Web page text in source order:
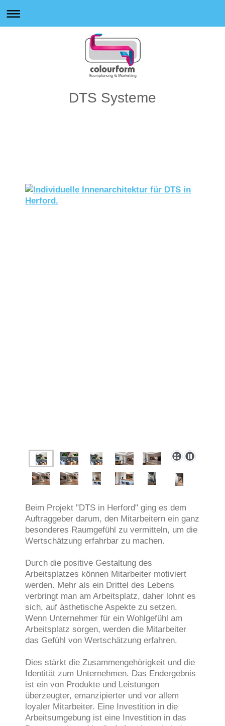
DTS Systeme
Beim Projekt "DTS in Herford" ging es dem
Auftraggeber darum, den Mitarbeitern ein ganz
besonderes Raumgefühl zu vermitteln, um die
Wertschätzung erfahrbar zu machen.
Durch die positive Gestaltung des
Arbeitsplatzes können Mitarbeiter motiviert
werden. Mehr als ein Drittel des Lebens
verbringt man am Arbeitsplatz, daher lohnt es
sich, auf ästhetische Aspekte zu setzen.
Wenn Unternehmer für ein Wohlgefühl am
Arbeitsplatz sorgen, werden die Mitarbeiter
das Gefühl von Wertschätzung erfahren.
Dies stärkt die Zusammengehörigkeit und die
Identität zum Unternehmen. Das Endergebnis
ist ein von Produkte und Leistungen
überzeugter, emanzipierter und vor allem
loyaler Mitarbeiter. Eine Investition in die
Arbeitsumgebung ist eine Investition in das